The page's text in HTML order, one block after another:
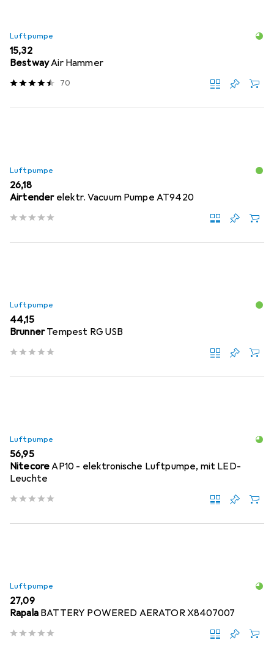
Luftpumpe
EUR
15,32
BestwayAir Hammer
70
Luftpumpe
EUR
26,18
Airtender elektr. Vacuum Pumpe AT9420
Luftpumpe
EUR
44,15
BrunnerTempest RG USB
Luftpumpe
EUR
56,95
NitecoreAP10 - elektronische Luftpumpe, mit LED-
Leuchte
Luftpumpe
EUR
27,09
Rapala BATTERY POWERED AERATOR X8407007